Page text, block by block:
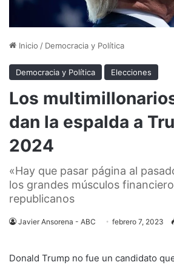
Inicio / Democracia y Política
Democracia y Política Elecciones
Los
dan la espalda a
2024
«Hay que pasar página al
los grandes músculos
republicanos
Javier Ansorena - ABC febrero 7, 2023
Donald Trump no fue un candidato